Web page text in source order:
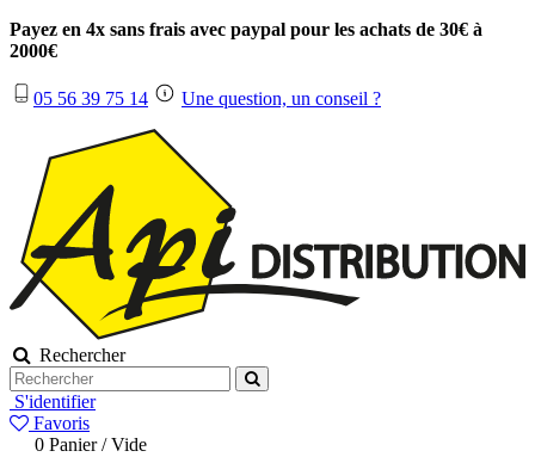
Payez en 4x sans frais avec paypal pour les achats de 30€ à
2000€
05 56 39 75 14 Une question, un conseil ?
Rechercher
S'identifier
Favoris
0 Panier /Vide